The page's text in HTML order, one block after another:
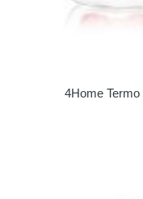
4Home